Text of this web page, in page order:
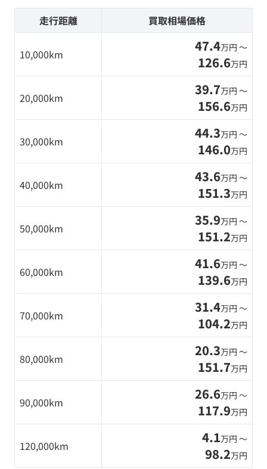
走行距離 買取相場価格
10,000km 47.4万円 〜
126.6万円
20,000km 39.7万円 〜
156.6万円
30,000km 44.3万円 〜
146.0万円
40,000km 43.6万円 〜
151.3万円
50,000km 35.9万円 〜
151.2万円
60,000km 41.6万円 〜
139.6万円
70,000km 31.4万円 〜
104.2万円
80,000km 20.3万円 〜
151.7万円
90,000km 26.6万円 〜
117.9万円
120,000km 4.1万円 〜
98.2万円